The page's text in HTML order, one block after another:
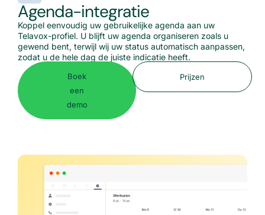
Agenda-integratie
Koppel eenvoudig uw gebruikelijke agenda aan uw
Telavox-profiel. U blijft uw agenda organiseren zoals u
gewend bent, terwijl wij uw status automatisch aanpassen,
zodat u de hele dag de juiste indicatie heeft.
Boek
een
demo
Prijzen